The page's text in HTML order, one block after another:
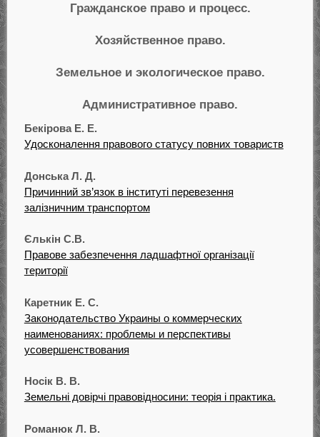
Гражданское право и процесс.
Хозяйственное право.
Земельное и экологическое право.
Административное право.
Бекірова Е. Е.
Удосконалення правового статусу повних товариств
Донська Л. Д.
Причинний зв’язок в інституті перевезення
залізничним транспортом
Єлькін С.В.
Правове забезпечення ладшафтної організації
території
Каретник Е. С.
Законодательство Украины о коммерческих
наименованиях: проблемы и перспективы
усовершенствования
Носік В. В.
Земельні довірчі правовідносини: теорія і практика.
Романюк Л. В.